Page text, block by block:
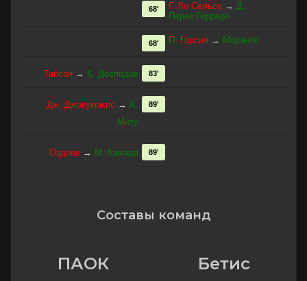
Г. Ло Сельсо → Д.
Перес Герреро
68'
П. Гарсия → Моранте
68'
Тайсон → К. Десподов 83'
Дж. Джакумакис → А.
Миту
89'
Оздоев → М. Камара 89'
Составы команд
ПАОК Бетис